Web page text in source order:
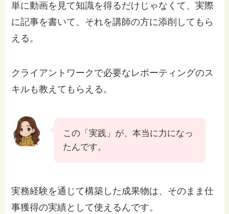
単に動画を見て知識を得るだけじゃなくて、実際
に記事を書いて、それを講師の方に添削してもら
える。
クライアントワークで必要なレポーティングのス
キルも教えてもらえる。
この「実践」が、本当に力になっ
たんです。
実務経験を通じて構築した成果物は、そのまま仕
事獲得の実績として使えるんです。